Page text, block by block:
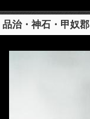
治・神石・甲奴郡